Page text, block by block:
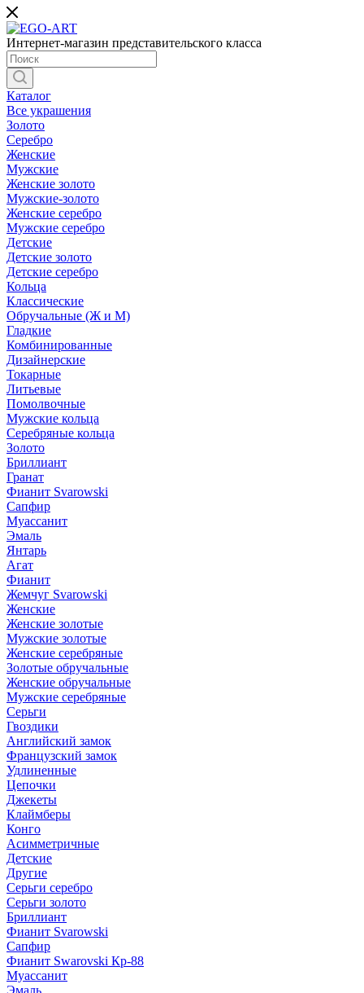
Интернет-магазин представительского класса
Каталог
Все украшения
Золото
Серебро
Женские
Мужские
Женские золото
Мужские-золото
Женские серебро
Мужские серебро
Детские
Детские золото
Детские серебро
Кольца
Классические
Обручальные (Ж и М)
Гладкие
Комбинированные
Дизайнерские
Токарные
Литьевые
Помолвочные
Мужские кольца
Серебряные кольца
Золото
Бриллиант
Гранат
Фианит Svarowski
Сапфир
Муассанит
Эмаль
Янтарь
Агат
Фианит
Жемчуг Svarowski
Женские
Женские золотые
Мужские золотые
Женские серебряные
Золотые обручальные
Женские обручальные
Мужские серебряные
Серьги
Гвоздики
Английский замок
Французский замок
Удлиненные
Цепочки
Джекеты
Клаймберы
Конго
Асимметричные
Детские
Другие
Серьги серебро
Серьги золото
Бриллиант
Фианит Svarowski
Сапфир
Фианит Swarovski Кр-88
Муассанит
Эмаль